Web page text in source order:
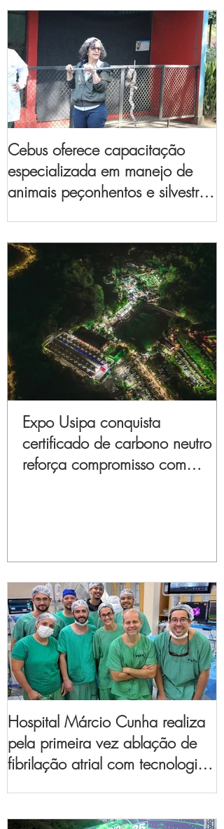
Cebus oferece capacitação
especializada em manejo de
animais peçonhentos e silvestres
Expo Usipa conquista
certificado de carbono neutro e
reforça compromisso com
Hospital Márcio Cunha realiza
pela primeira vez ablação de
fibrilação atrial com tecnologia